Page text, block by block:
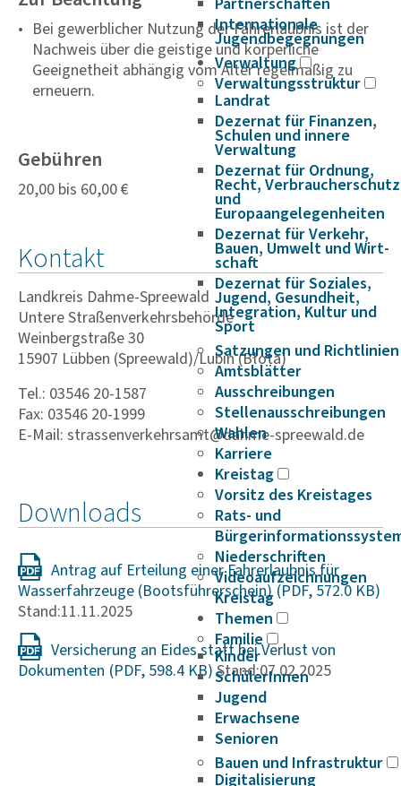
Internationale
Jugendbegegnungen
Verwaltung
Verwaltungsstruktur
Landrat
Dezernat für Finanzen,
Schulen und innere
Verwaltung
Dezernat für Ordnung,
Recht, Verbraucherschutz
und
Europaangelegenheiten
Dezernat für Verkehr,
Bauen, Umwelt und Wirt­
schaft
Dezernat für Soziales,
Jugend, Gesundheit,
Integration, Kultur und
Sport
Satzungen und Richtlinien
Amtsblätter
Ausschreibungen
Stellenausschreibungen
Wahlen
Karriere
Kreistag
Vorsitz des Kreistages
Rats- und
Niederschriften
Videoaufzeichnungen
Kreistag
Themen
Familie
Kinder
SchülerInnen
Jugend
Erwachsene
Senioren
Bauen und Infrastruktur
Digitalisierung
Bei gewerblicher Nutzung der Fahrerlaubnis ist der
Nachweis über die geistige und körperliche
Geeignetheit abhängig vom Alter regelmäßig zu
erneuern.
Gebühren
20,00 bis 60,00 €
Kontakt
Landkreis Dahme-Spreewald
Untere Straßenverkehrsbehörde
Weinbergstraße 30
15907 Lübben (Spreewald)/Lubin (Błota)
Tel.: 03546 20-1587
Fax: 03546 20-1999
E-Mail: strassenverkehrsamt@dahme-spreewald.de
Downloads
Antrag auf Erteilung einer Fahrerlaubnis für
Wasserfahrzeuge (Bootsführerschein)
Stand:11.11.2025
Versicherung an Eides statt bei Verlust von
Dokumenten
Stand:07.02.2025